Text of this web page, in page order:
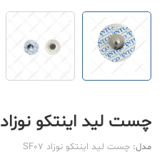
چست لید اینتکو نوزاد SF07
مدل: چست لید اینتکو نوزاد SF07